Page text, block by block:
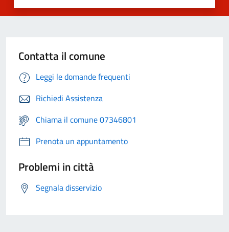
Contatta il comune
Leggi le domande frequenti
Richiedi Assistenza
Chiama il comune 07346801
Prenota un appuntamento
Problemi in città
Segnala disservizio